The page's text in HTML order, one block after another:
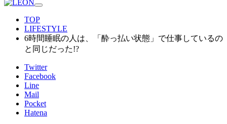
TOP
LIFESTYLE
6時間睡眠の人は、「酔っ払い状態」で仕事しているの
と同じだった!?
Twitter
Facebook
Line
Mail
Pocket
Hatena